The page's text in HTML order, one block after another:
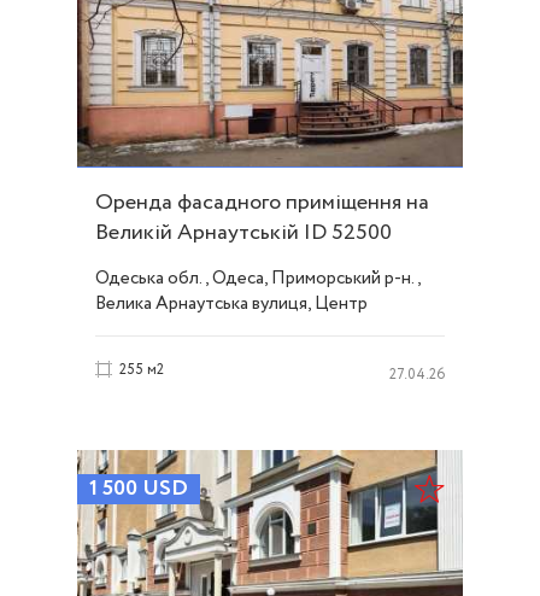
Оренда фасадного приміщення на
Великій Арнаутській ID 52500
Одеська обл., Одеса, Приморський р-н.,
Велика Арнаутська вулиця, Центр
255 м2 27.04.26
1 500 USD